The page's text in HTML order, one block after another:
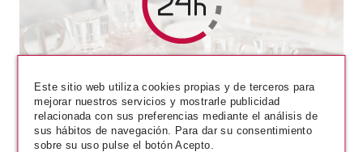
RALPH LAUREN
PARFUM 100 ML VP
Pvr 105.50€
-31%
desde
72.60€
Este sitio web utiliza cookies propias y de terceros para
mejorar nuestros servicios y mostrarle publicidad
relacionada con sus preferencias mediante el análisis de
sus hábitos de navegación. Para dar su consentimiento
sobre su uso pulse el botón Acepto.